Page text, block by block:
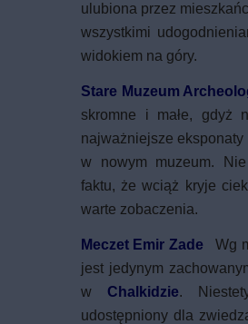
ulubiona przez
wszystkimi
widokiem na góry.
Stare Muzeum
skromne i małe, gdyż
najważniejsze
w nowym muzeum.
faktu, że wciąż kryje
warte zobaczenia.
Meczet Emir Zade Wg
jest jedynym
w Chalkidzie.
udostępniony dla